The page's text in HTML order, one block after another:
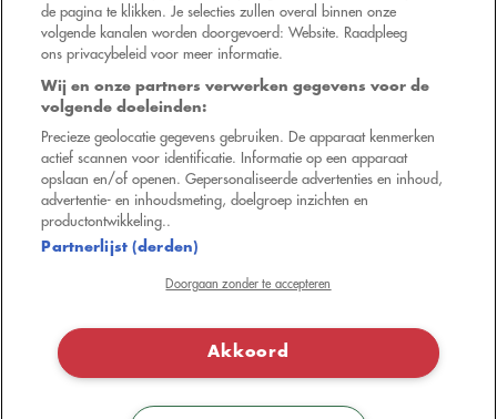
ongeacht het toestel en de fase in het aankoopproces!
de pagina te klikken. Je selecties zullen overal binnen onze
volgende kanalen worden doorgevoerd: Website. Raadpleeg
ons privacybeleid voor meer informatie.
Wij en onze partners verwerken gegevens voor de
volgende doeleinden:
Precieze geolocatie gegevens gebruiken. De apparaat kenmerken
actief scannen voor identificatie. Informatie op een apparaat
opslaan en/of openen. Gepersonaliseerde advertenties en inhoud,
advertentie- en inhoudsmeting, doelgroep inzichten en
productontwikkeling..
Partnerlijst (derden)
Doorgaan zonder te accepteren
Akkoord